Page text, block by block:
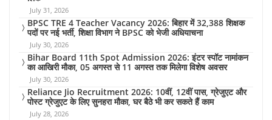
July 31, 2026
BPSC TRE 4 Teacher Vacancy 2026: बिहार में 32,388 शिक्षक
पदों पर नई भर्ती, शिक्षा विभाग ने BPSC को भेजी अधियाचना
July 30, 2026
Bihar Board 11th Spot Admission 2026: इंटर स्पॉट नामांकन
का आखिरी मौका, 05 अगस्त से 11 अगस्त तक मिलेगा विशेष अवसर
July 30, 2026
Reliance Jio Recruitment 2026: 10वीं, 12वीं पास, ग्रेजुएट और
पोस्ट ग्रेजुएट के लिए सुनहरा मौका, घर बैठे भी कर सकते हैं काम
July 28, 2026